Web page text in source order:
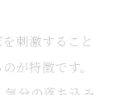
刺激すること
が特徴です。